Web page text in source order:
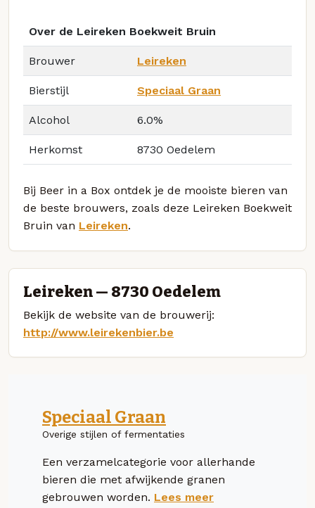
Over de Leireken Boekweit Bruin
Brouwer Leireken
Bierstijl Speciaal Graan
Alcohol 6.0%
Herkomst 8730 Oedelem
Bij Beer in a Box ontdek je de mooiste bieren van
de beste brouwers, zoals deze Leireken Boekweit
Bruin van Leireken.
Leireken — 8730 Oedelem
Bekijk de website van de brouwerij:
http://www.leirekenbier.be
Speciaal Graan
Overige stijlen of fermentaties
Een verzamelcategorie voor allerhande
bieren die met afwijkende granen
gebrouwen worden. Lees meer